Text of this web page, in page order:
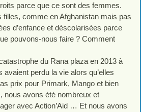
parce que ce sont des femmes.
filles, comme en Afghanistan mais pas
d’enfance et déscolarisées parce
pouvons-nous faire ? Comment
du Rana plaza en 2013 à
perdu la vie alors qu’elles
prix pour Primark, Mango et bien
nous avons été nombreux et
avec Action’Aid … Et nous avons